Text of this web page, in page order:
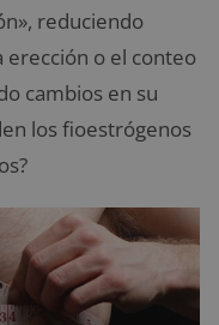
reduciendo
o el conteo
cambios en su
los fioestrógenos